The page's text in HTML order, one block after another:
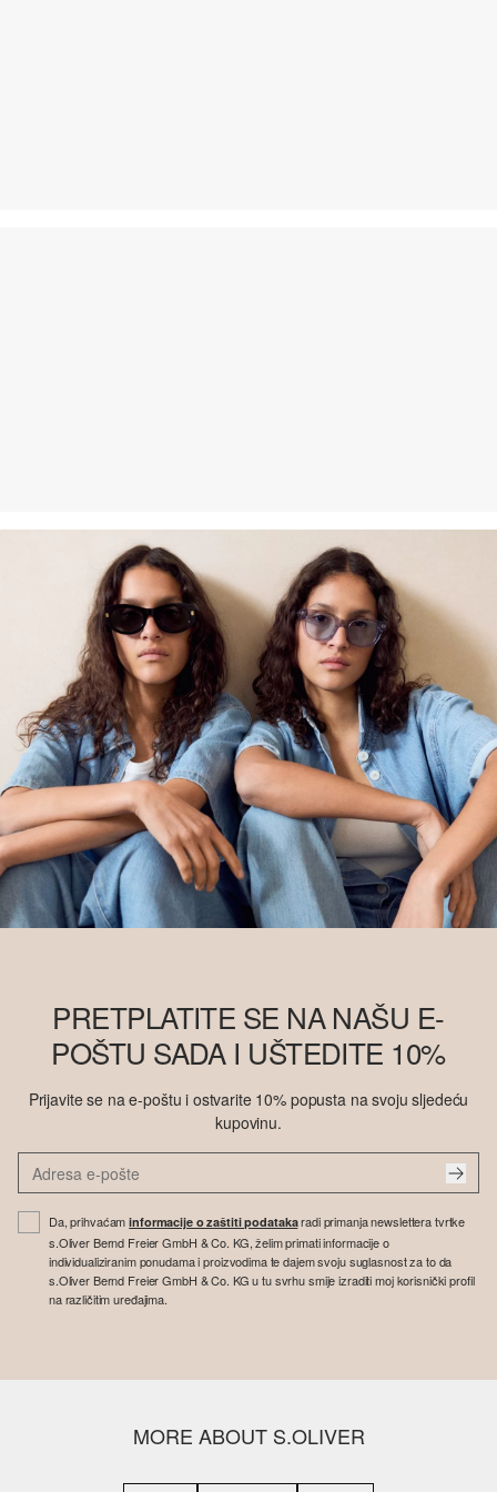
PRETPLATITE SE NA NAŠU E-
POŠTU SADA I UŠTEDITE 10%
Prijavite se na e-poštu i ostvarite 10% popusta na svoju sljedeću
kupovinu.
Da, prihvaćaminformacije o zaštiti podatakaradi primanja newslettera tvrtke
s.Oliver Bernd Freier GmbH & Co. KG, želim primati informacije o
individualiziranim ponudama i proizvodima te dajem svoju suglasnost za to da
s.Oliver Bernd Freier GmbH & Co. KG u tu svrhu smije izraditi moj korisnički profil
na različitim uređajima.
MORE ABOUT S.OLIVER